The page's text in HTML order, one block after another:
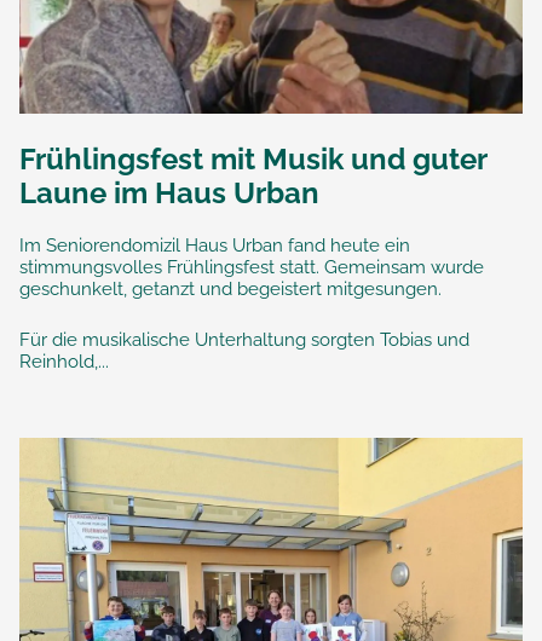
Frühlingsfest mit Musik und guter
Laune im Haus Urban
Im Seniorendomizil Haus Urban fand heute ein
stimmungsvolles Frühlingsfest statt. Gemeinsam wurde
geschunkelt, getanzt und begeistert mitgesungen.
Für die musikalische Unterhaltung sorgten Tobias und
Reinhold,...